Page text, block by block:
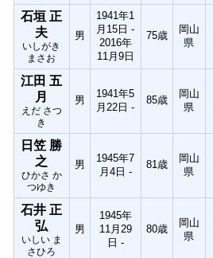
石垣 正
夫
いしがき
まさお
男
1941年1
月15日 -
2016年
11月9日
75歳
岡山
県
江田 五
月
えだ さつ
き
男
1941年5
月22日 -
85歳
岡山
県
日笠 勝
之
ひかさ か
つゆき
男
1945年7
月4日 -
81歳
岡山
県
石井 正
弘
いしい ま
さひろ
男
1945年
11月29
日 -
80歳
岡山
県